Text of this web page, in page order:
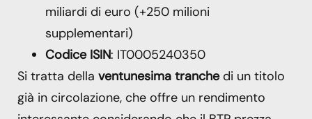
miliardi di euro (+250 milioni
supplementari)
Codice ISIN: IT0005240350
Si tratta della ventunesima tranchedi un titolo
già in circolazione, che offre un rendimento